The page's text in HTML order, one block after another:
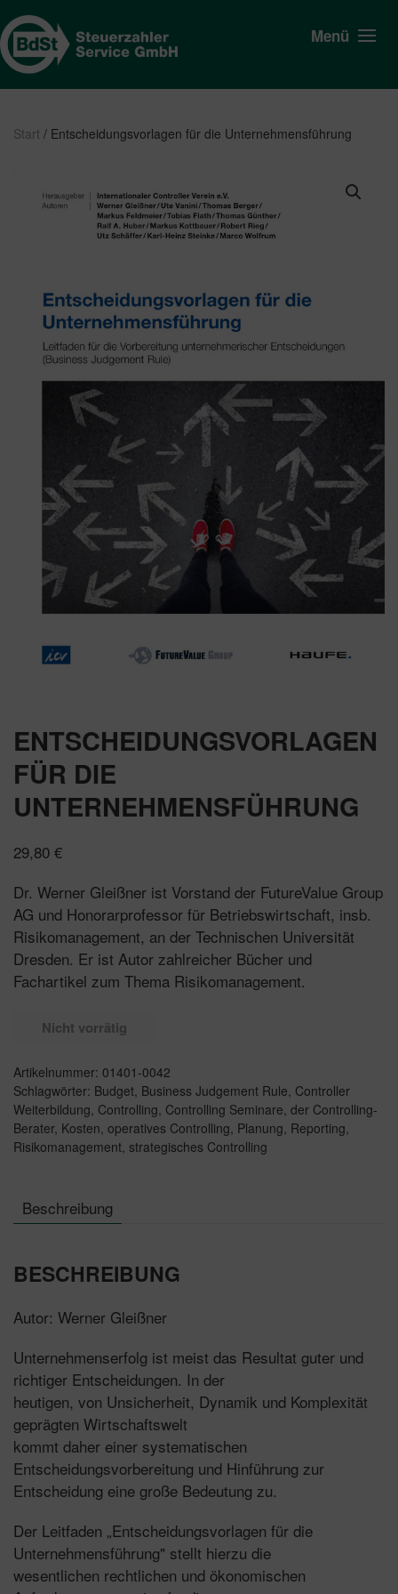
Menü
Start / Entscheidungsvorlagen für die Unternehmensführung
ENTSCHEIDUNGSVORLAGEN
FÜR DIE
UNTERNEHMENSFÜHRUNG
29,80 €
Dr. Werner Gleißner ist Vorstand der FutureValue Group
AG und Honorarprofessor für Betriebswirtschaft, insb.
Risikomanagement, an der Technischen Universität
Dresden. Er ist Autor zahlreicher Bücher und
Fachartikel zum Thema Risikomanagement.
Nicht vorrätig
Artikelnummer: 01401-0042
Schlagwörter: Budget, Business Judgement Rule, Controller
Weiterbildung, Controlling, Controlling Seminare, der Controlling-
Berater, Kosten, operatives Controlling, Planung, Reporting,
Risikomanagement, strategisches Controlling
Beschreibung
BESCHREIBUNG
Autor: Werner Gleißner
Unternehmenserfolg ist meist das Resultat guter und
richtiger Entscheidungen. In der
heutigen, von Unsicherheit, Dynamik und Komplexität
geprägten Wirtschaftswelt
kommt daher einer systematischen
Entscheidungsvorbereitung und Hinführung zur
Entscheidung eine große Bedeutung zu.
Der Leitfaden „Entscheidungsvorlagen für die
Unternehmensführung" stellt hierzu die
wesentlichen rechtlichen und ökonomischen